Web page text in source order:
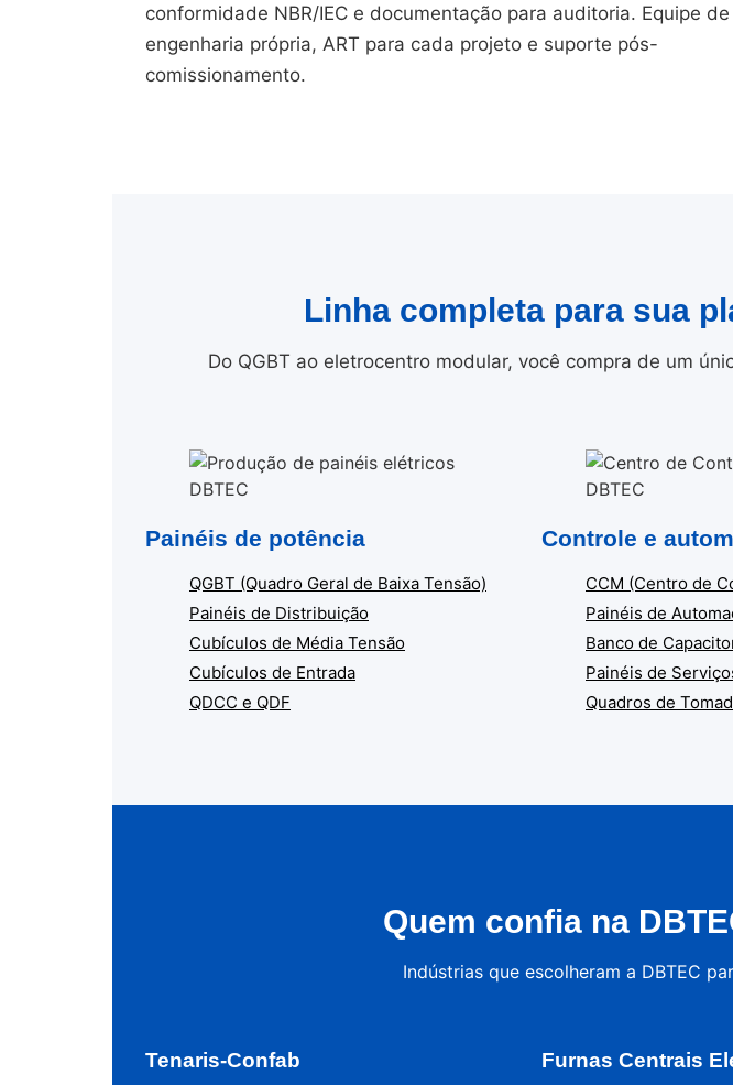
conformidade NBR/IEC e documentação para auditoria. Equipe de
engenharia própria, ART para cada projeto e suporte pós-
comissionamento.
Linha completa para sua
Do QGBT ao eletrocentro modular, você compra de um
Painéis de potência
QGBT (Quadro Geral de Baixa Tensão)
Painéis de Distribuição
Cubículos de Média Tensão
Cubículos de Entrada
QDCC e QDF
Controle e
CCM (Centro de
Painéis de
Banco de
Painéis de
Quadros de
Quem confia na
Indústrias que escolheram a DBTEC
Tenaris-Confab Furnas Centrais